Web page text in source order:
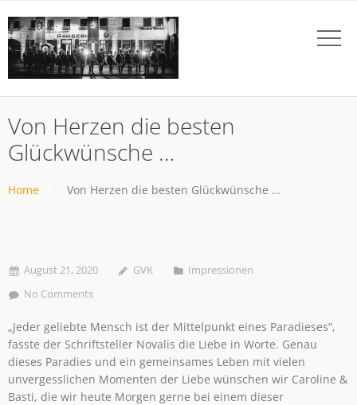
Von Herzen die besten
Glückwünsche …
Home Von Herzen die besten Glückwünsche …
August 21, 2020 GVK
Impressionen
No Comments
„Jeder geliebte Mensch ist der Mittelpunkt eines Paradieses“,
fasste der Schriftsteller Novalis die Liebe in Worte. Genau
dieses Paradies und ein gemeinsames Leben mit vielen
unvergesslichen Momenten der Liebe wünschen wir Caroline &
Basti, die wir heute Morgen gerne bei einem dieser